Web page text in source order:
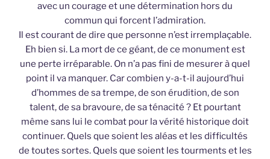
avec un courage et une détermination hors du
commun qui forcent l’admiration.
Il est courant de dire que personne n’est irremplaçable.
Eh bien si. La mort de ce géant, de ce monument est
une perte irréparable. On n’a pas fini de mesurer à quel
point il va manquer. Car combien y-a-t-il aujourd’hui
d’hommes de sa trempe, de son érudition, de son
talent, de sa bravoure, de sa ténacité ? Et pourtant
même sans lui le combat pour la vérité historique doit
continuer. Quels que soient les aléas et les difficultés
de toutes sortes. Quels que soient les tourments et les